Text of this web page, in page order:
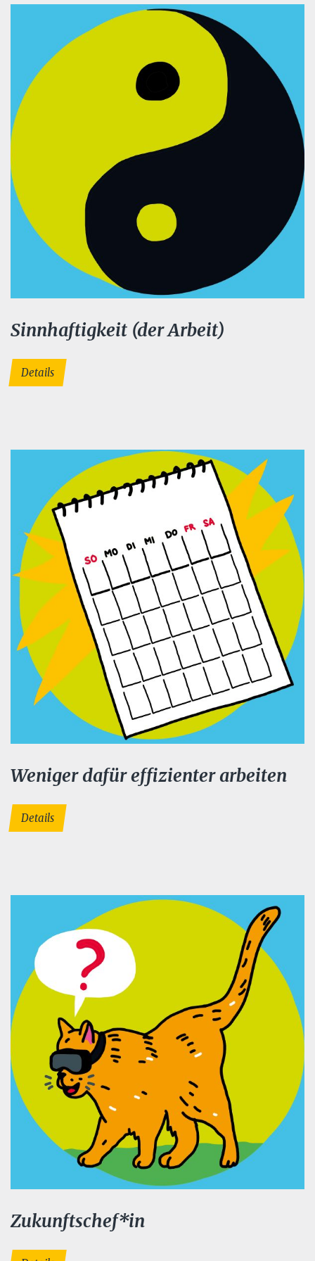
Sinnhaftigkeit (der Arbeit)
Details
Weniger dafür effizienter arbeiten
Details
Zukunftschef*in